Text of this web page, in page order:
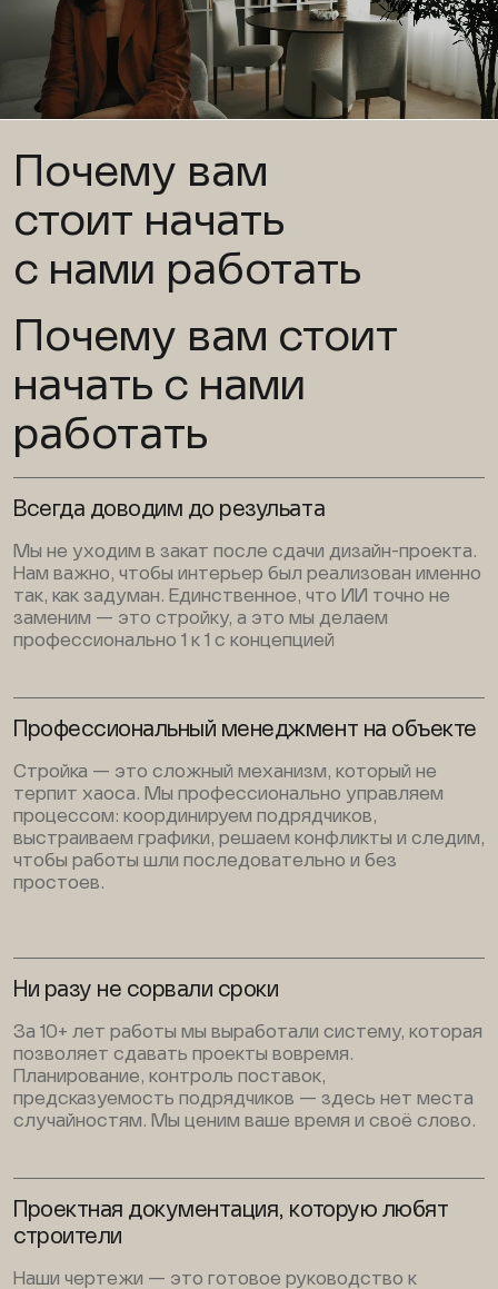
Почему вам
стоит начать
с нами работать
Почему вам стоит
начать с нами
работать
Всегда доводим до резульата
Мы не уходим в закат после сдачи дизайн-проекта.
Нам важно, чтобы интерьер был реализован именно
так, как задуман. Единственное, что ИИ точно не
заменим — это стройку, а это мы делаем
профессионально 1 к 1 с концепцией
Профессиональный менеджмент на объекте
Стройка — это сложный механизм, который не
терпит хаоса. Мы профессионально управляем
процессом: координируем подрядчиков,
выстраиваем графики, решаем конфликты и следим,
чтобы работы шли последовательно и без
простоев.
Ни разу не сорвали сроки
За 10+ лет работы мы выработали систему, которая
позволяет сдавать проекты вовремя.
Планирование, контроль поставок,
предсказуемость подрядчиков — здесь нет места
случайностям. Мы ценим ваше время и своё слово.
Проектная документация, которую любят
строители
Наши чертежи — это готовое руководство к